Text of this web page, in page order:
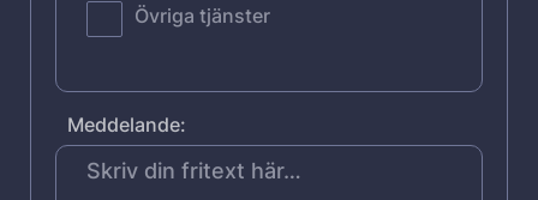
Övriga tjänster
Meddelande: